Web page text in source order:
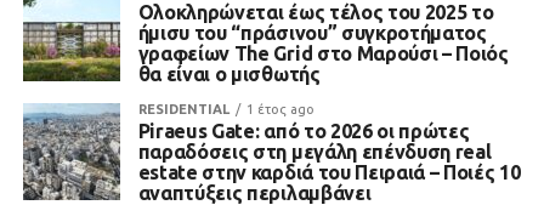
Ολοκληρώνεται έως τέλος του 2025 το
ήμισυ του “πράσινου” συγκροτήματος
γραφείων The Grid στο Μαρούσι – Ποιός
θα είναι ο μισθωτής
RESIDENTIAL 1 έτος ago
Piraeus Gate: από το 2026 οι πρώτες
παραδόσεις στη μεγάλη επένδυση real
estate στην καρδιά του Πειραιά – Ποιές 10
αναπτύξεις περιλαμβάνει